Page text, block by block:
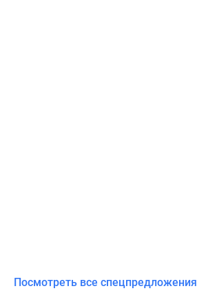
Посмотреть все спецпредложения